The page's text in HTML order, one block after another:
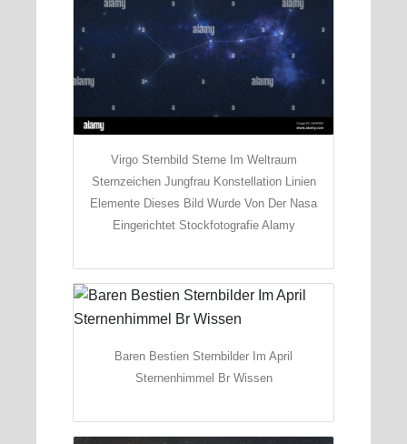
Virgo Sternbild Sterne Im Weltraum
Sternzeichen Jungfrau Konstellation Linien
Elemente Dieses Bild Wurde Von Der Nasa
Eingerichtet Stockfotografie Alamy
Baren Bestien Sternbilder Im April
Sternenhimmel Br Wissen